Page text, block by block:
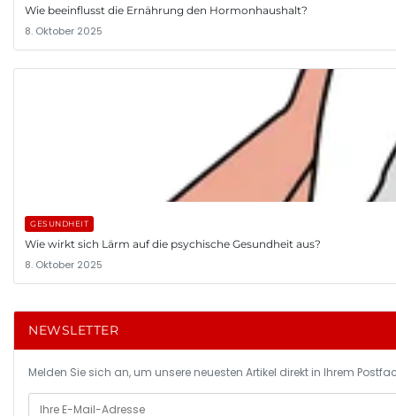
Wie beeinflusst die Ernährung den Hormonhaushalt?
8. Oktober 2025
GESUNDHEIT
Wie wirkt sich Lärm auf die psychische Gesundheit aus?
8. Oktober 2025
NEWSLETTER
Melden Sie sich an, um unsere neuesten Artikel direkt in Ihrem